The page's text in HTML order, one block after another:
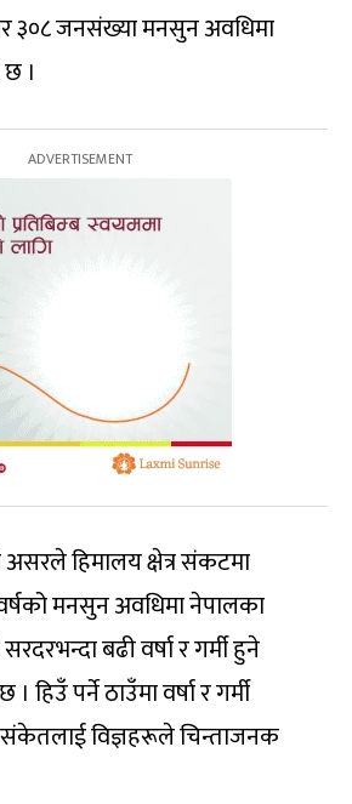
३०८ जनसंख्या मनसुन अवधिमा
।
हिमालय क्षेत्र संकटमा
मनसुन अवधिमा नेपालका
बढी वर्षा र गर्मी हुने
हिउँ पर्ने ठाउँमा वर्षा र गर्मी
विज्ञहरूले चिन्ताजनक